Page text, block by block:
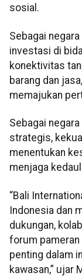
sosial.
Sebagai
investasi di
konektivitas
barang dan
memajukan
Sebagai
strategis,
menentukan
menjaga
“Bali
Indonesia dan
dukungan,
forum pameran
penting dalam
kawasan,” ujar